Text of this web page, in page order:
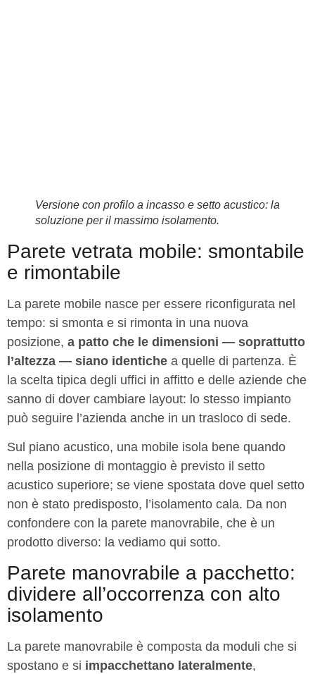
Versione con profilo a incasso e setto acustico: la
soluzione per il massimo isolamento.
Parete vetrata mobile: smontabile
e rimontabile
La parete mobile nasce per essere riconfigurata nel
tempo: si smonta e si rimonta in una nuova
posizione, a patto che le dimensioni — soprattutto
l’altezza — siano identiche a quelle di partenza. È
la scelta tipica degli uffici in affitto e delle aziende che
sanno di dover cambiare layout: lo stesso impianto
può seguire l’azienda anche in un trasloco di sede.
Sul piano acustico, una mobile isola bene quando
nella posizione di montaggio è previsto il setto
acustico superiore; se viene spostata dove quel setto
non è stato predisposto, l’isolamento cala. Da non
confondere con la parete manovrabile, che è un
prodotto diverso: la vediamo qui sotto.
Parete manovrabile a pacchetto:
dividere all’occorrenza con alto
isolamento
La parete manovrabile è composta da moduli che si
spostano e si impacchettano lateralmente,